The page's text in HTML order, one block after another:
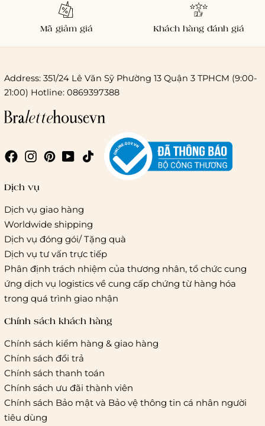
Chi phí giao hàng
Giao hàng trong ngày (hoả tốc)
Giao hàng tiêu chuẩn:
Hồ Chí Minh:
Áp dụng theo bảng giá cước của ĐVVC
Vietelpost/ Giaohangtietkiem và 1 số đối tác vận chuyển
Hà Nội và các tỉnh thành khác:
Áp dụng theo bảng giá
cước của ĐVVC Vietelpost/ Giaohangtietkiem... và 1 số đối
tác vận chuyển khác
Thời gian giao hàng
Hồ Chí Minh:
Hà Nội và các tỉnh thành khá
Mã giảm giá Khách hàng đánh giá
Address: 351/24 Lê Văn Sỹ Phường 13 Quận 3 TPHCM (9:00-
21:00) Hotline: 0869397388
Dịch vụ
Dịch vụ giao hàng
Worldwide shipping
Dịch vụ đóng gói/ Tặng quà
Dịch vụ tư vấn trực tiếp
Phân định trách nhiệm của thương nhân, tổ chức cung
ứng dịch vụ logistics về cung cấp chứng từ hàng hóa
trong quá trình giao nhận
Chính sách khách hàng
Chính sách kiểm hàng & giao hàng
Chính sách đổi trả
Chính sách thanh toán
Chính sách ưu đãi thành viên
Chính sách Bảo mật và Bảo vệ thông tin cá nhân người
tiêu dùng